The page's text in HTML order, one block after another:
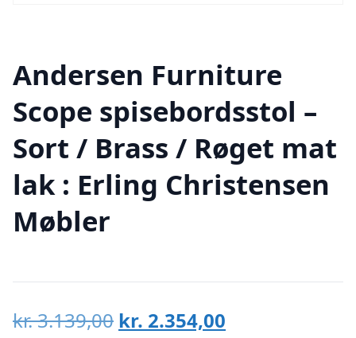
Andersen Furniture
Scope spisebordsstol –
Sort / Brass / Røget mat
lak : Erling Christensen
Møbler
kr.3.139,00 Den
kr. 2.354,00